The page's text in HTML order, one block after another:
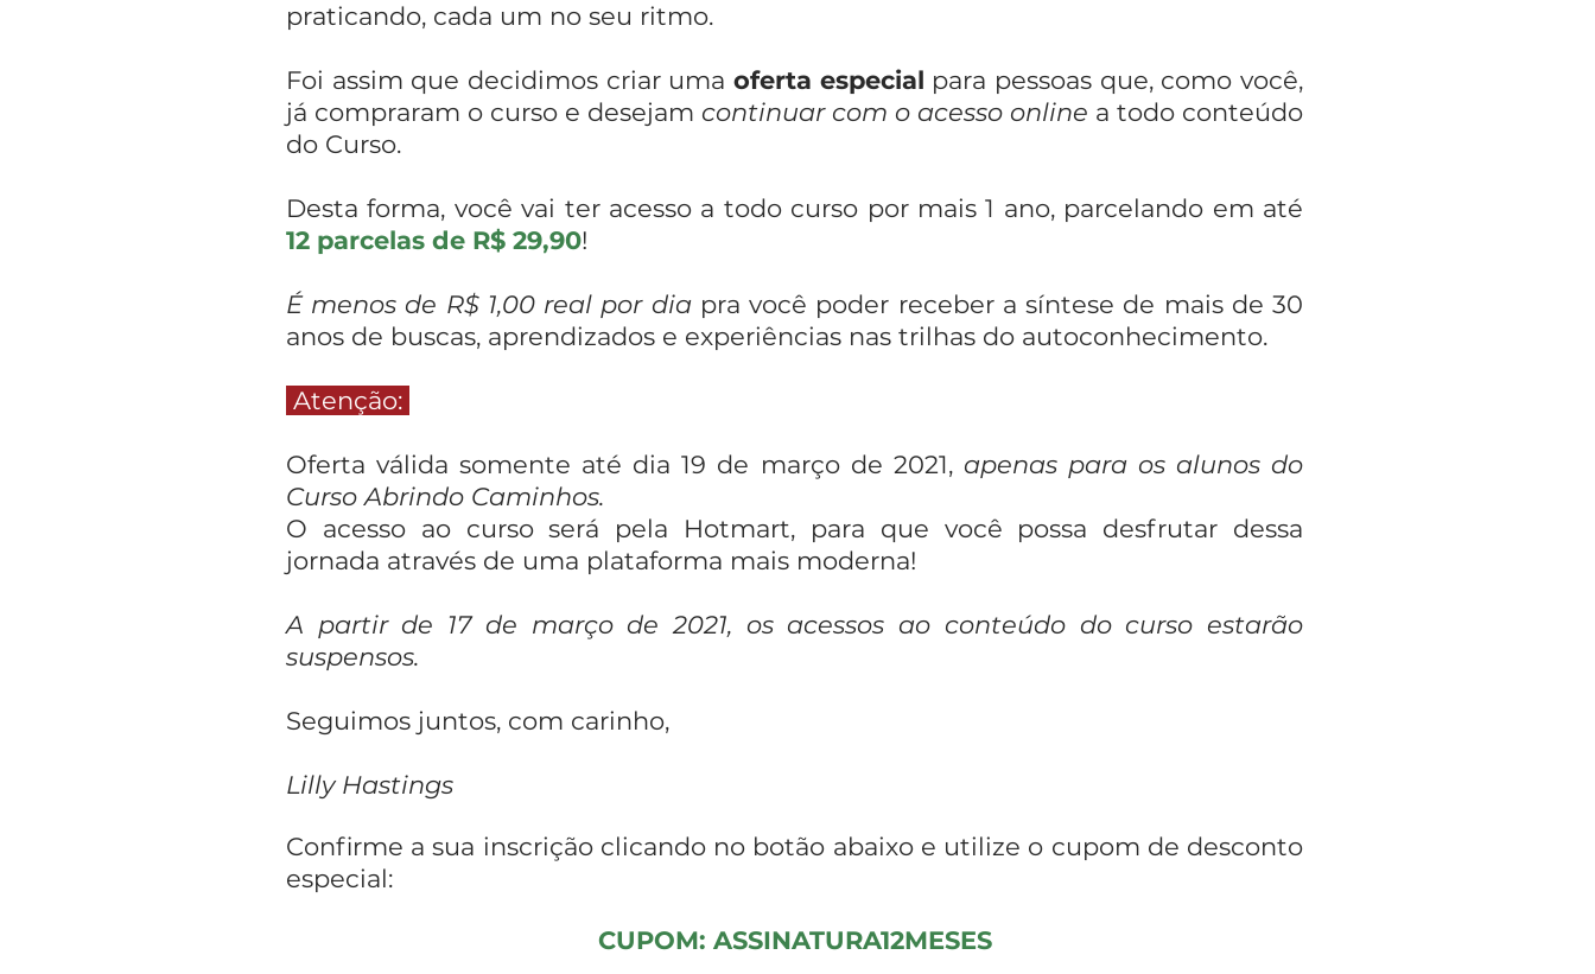
praticando, cada um no seu ritmo.
Foi assim que decidimos criar uma oferta especial para pessoas que, como você,
já compraram o curso e desejam continuar com o acesso online a todo conteúdo
do Curso.
Desta forma, você vai ter acesso a todo curso por mais 1 ano, parcelando em até
12 parcelas de R$ 29,90!
É menos de R$ 1,00 real por diapra você poder receber a síntese de mais de 30
anos de buscas, aprendizados e experiências nas trilhas do autoconhecimento.
Atenção:
Oferta válida somente até dia 19 de março de 2021, apenas para os alunos do
Curso Abrindo Caminhos.
O acesso ao curso será pela Hotmart, para que você possa desfrutar dessa
jornada através de uma plataforma mais moderna!
A partir de 17 de março de 2021, os acessos ao conteúdo do curso estarão
suspensos.
Seguimos juntos, com carinho,
Lilly Hastings
Confirme a sua inscrição clicando no botão abaixo e utilize o cupom de desconto
especial:
CUPOM: ASSINATURA12MESES